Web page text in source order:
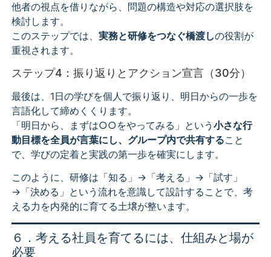
他者の視点を借りながら、問題の構造や対応の選択肢を
検討します。
このステップでは、 実務と研修をつなぐ橋渡しの役割が
重視されます。
ステップ4：振り返りとアクション宣言（30分）
最後は、1日の学びを個人で振り返り、明日からの一歩を
言語化して締めくくります。
「明日から、まずは○○をやってみる」という 小さな行
動目標を全員が言葉にし、グループ内で共有すること
で、学びの定着と実践の第一歩を確実にします。
このように、研修は「知る」→「考える」→「試す」
→「決める」という流れを意識して設計することで、考
える力を内発的に育てる土壌が整います。
６．考える社員を育てるには、仕組みと場が
必要